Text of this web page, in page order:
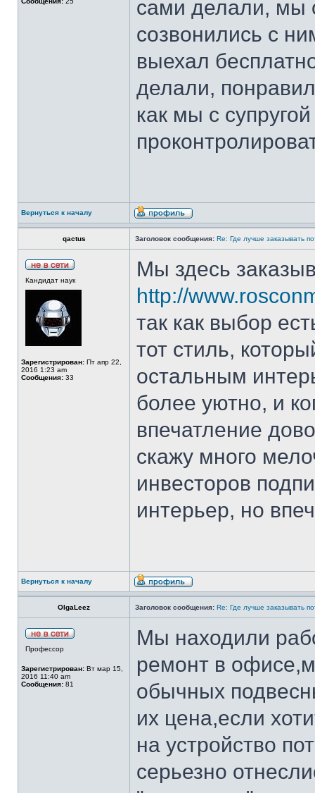
сами делали, мы
созвонились с
выехал
делали,
как мы с
Вернуться к началу
qactus Заголовок сообщения: Re: Где лучше заказывать
Кандидат наук
Зарегистрирован: Пт апр 22,
2016 1:23 am
Сообщения: 33
Мы здесь
http://
так как выбор
тот стиль,
остальным
более уютно, и
впечатление
скажу много
инвесторов
интерьер, но
Вернуться к началу
OlgaLeez Заголовок сообщения: Re: Где лучше заказывать
Профессор
Зарегистрирован: Вт мар 15,
2016 11:40 am
Сообщения: 81
Мы находили
ремонт в
обычных
их цена,если
на устройство
серьезно